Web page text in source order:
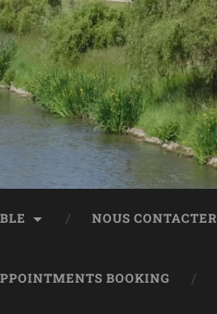
NOUS CONTACTER
BOOKING